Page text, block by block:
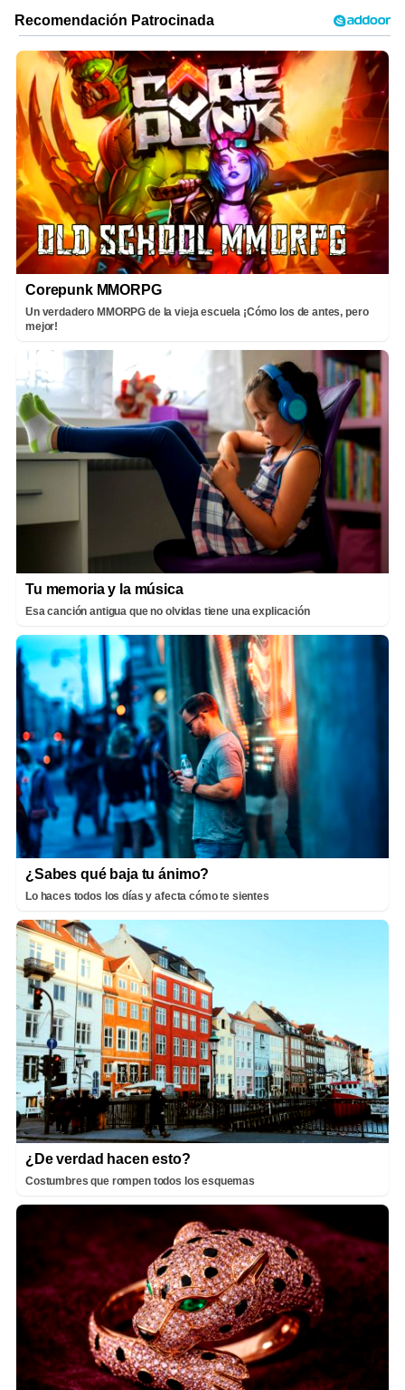
Corepunk MMORPG
Un verdadero MMORPG de la vieja escuela ¡Cómo los de antes, pero
mejor!
Tu memoria y la música
Esa canción antigua que no olvidas tiene una explicación
¿Sabes qué baja tu ánimo?
Lo haces todos los días y afecta cómo te sientes
¿De verdad hacen esto?
Costumbres que rompen todos los esquemas